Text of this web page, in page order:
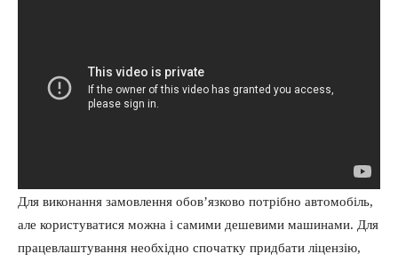
Для виконання замовлення обов’язково потрібно автомобіль,
але користуватися можна і самими дешевими машинами. Для
працевлаштування необхідно спочатку придбати ліцензію,